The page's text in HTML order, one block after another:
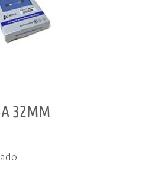
32MM